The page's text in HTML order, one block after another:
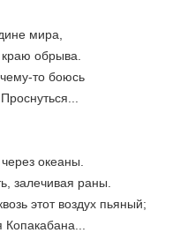
мира,
обрыва.
то боюсь
океаны.
залечивая раны.
этот воздух пьяный;